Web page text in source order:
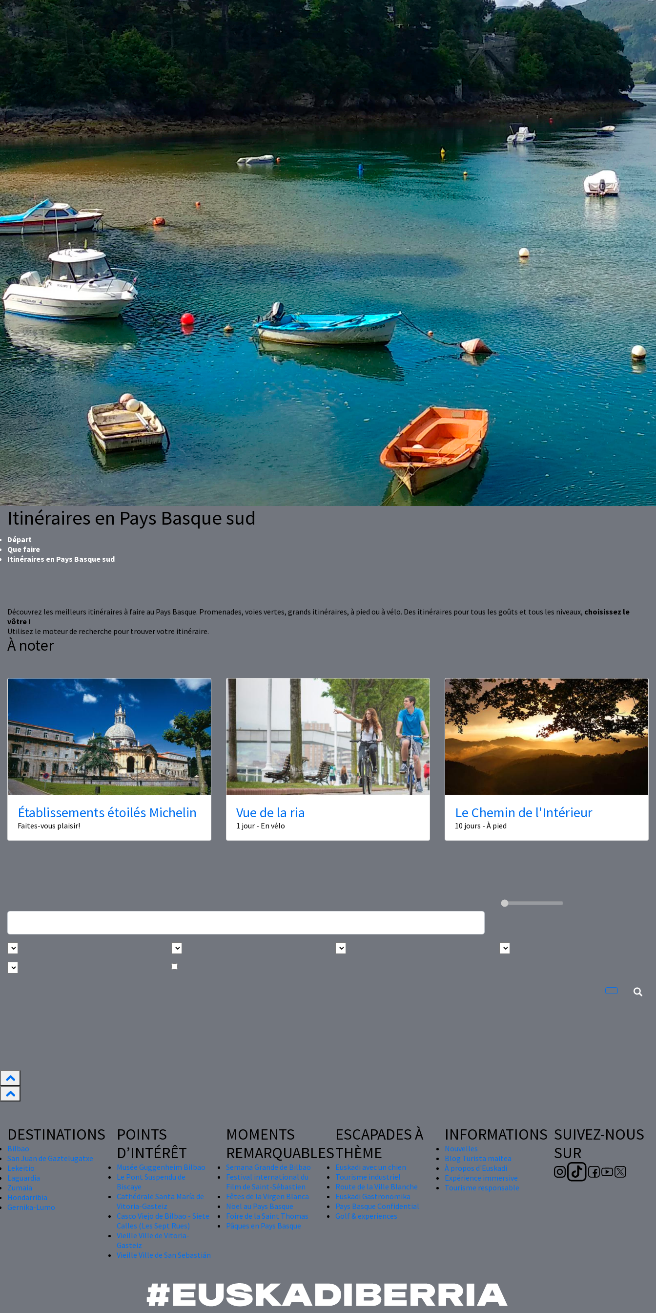
Itinéraires en Pays Basque sud
Départ
Que faire
Itinéraires en Pays Basque sud
Découvrez les meilleurs itinéraires à faire au Pays Basque. Promenades, voies vertes, grands itinéraires, à pied ou à vélo. Des itinéraires pour tous les goûts et tous les niveaux, choisissez le
vôtre !
Utilisez le moteur de recherche pour trouver votre itinéraire.
À noter
Établissements étoilés Michelin
Faites-vous plaisir!
Vue de la ria
1 jour - En vélo
Le Chemin de l'Intérieur
10 jours - À pied
DESTINATIONS
Bilbao
San Juan de Gaztelugatxe
Lekeitio
Laguardia
Zumaia
Hondarribia
Gernika-Lumo
POINTS
D’INTÉRÊT
Musée Guggenheim Bilbao
Le Pont Suspendu de
Biscaye
Cathédrale Santa María de
Vitoria-Gasteiz
Casco Viejo de Bilbao - Siete
Calles (Les Sept Rues)
Vieille Ville de Vitoria-
Gasteiz
Vieille Ville de San Sebastián
MOMENTS
REMARQUABLES
Semana Grande de Bilbao
Festival international du
Film de Saint-Sébastien
Fêtes de la Virgen Blanca
Nöel au Pays Basque
Foire de la Saint Thomas
Pâques en Pays Basque
ESCAPADES À
THÈME
Euskadi avec un chien
Tourisme industriel
Route de la Ville Blanche
Euskadi Gastronomika
Pays Basque Confidential
Golf & experiences
INFORMATIONS
Nouvelles
Blog Turista maitea
À propos d'Euskadi
Expérience immersive
Tourisme responsable
SUIVEZ-NOUS
SUR